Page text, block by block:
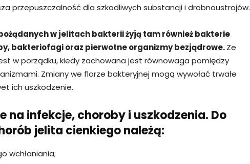
przepuszczalność dla szkodliwych substancji i drobnoustrojów.
w jelitach bakterii żyją tam również bakterie
bakteriofagi oraz pierwotne organizmy bezjądrowe.Ze
w porządku, kiedy zachowana jest równowaga pomiędzy
Zmiany we florze bakteryjnej mogą wywołać trwałe
ich uszkodzenie.
na infekcje, choroby i uszkodzenia. Do
jelita cienkiego należą:
wchłaniania;